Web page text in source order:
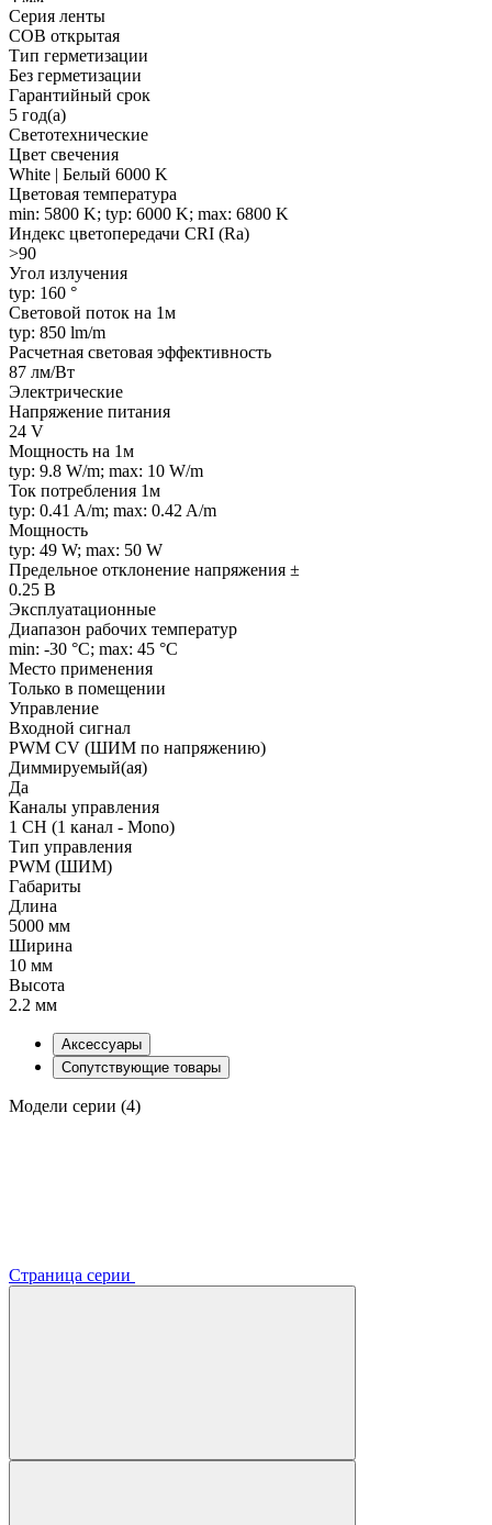
Серия ленты
COB открытая
Тип герметизации
Без герметизации
Гарантийный срок
5 год(а)
Светотехнические
Цвет свечения
White | Белый 6000 K
Цветовая температура
min: 5800 K; typ: 6000 K; max: 6800 K
Индекс цветопередачи CRI (Ra)
>90
Угол излучения
typ: 160 °
Световой поток на 1м
typ: 850 lm/m
Расчетная световая эффективность
87 лм/Вт
Электрические
Напряжение питания
24 V
Мощность на 1м
typ: 9.8 W/m; max: 10 W/m
Ток потребления 1м
typ: 0.41 A/m; max: 0.42 A/m
Мощность
typ: 49 W; max: 50 W
Предельное отклонение напряжения ±
0.25 В
Эксплуатационные
Диапазон рабочих температур
min: -30 °C; max: 45 °C
Место применения
Только в помещении
Управление
Входной сигнал
PWM СV (ШИМ по напряжению)
Диммируемый(ая)
Да
Каналы управления
1 CH (1 канал - Mono)
Тип управления
PWM (ШИМ)
Габариты
Длина
5000 мм
Ширина
10 мм
Высота
2.2 мм
Аксессуары
Сопутствующие товары
Модели серии (4)
Страница серии